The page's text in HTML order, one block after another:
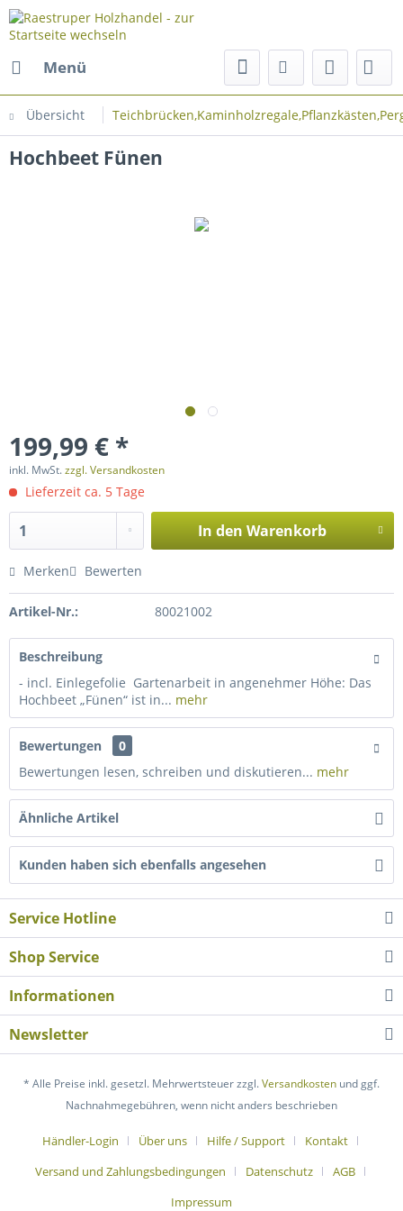
Menü
Übersicht
Hochbeet Fünen
199,99 € *
inkl. MwSt.zzgl. Versandkosten
Lieferzeit ca. 5 Tage
In den Warenkorb
Merken Bewerten
Artikel-Nr.: 80021002
Beschreibung
- incl. Einlegefolie Gartenarbeit in angenehmer Höhe: Das
Hochbeet „Fünen“ ist in... mehr
Bewertungen
0
Bewertungen lesen, schreiben und diskutieren... mehr
Ähnliche Artikel
Kunden haben sich ebenfalls angesehen
Service Hotline
Shop Service
Informationen
Newsletter
* Alle Preise inkl. gesetzl. Mehrwertsteuer zzgl.Versandkosten und ggf.
Nachnahmegebühren, wenn nicht anders beschrieben
Händler-Login Über uns Hilfe / Support
Kontakt
Versand und Zahlungsbedingungen
Datenschutz
AGB
Impressum